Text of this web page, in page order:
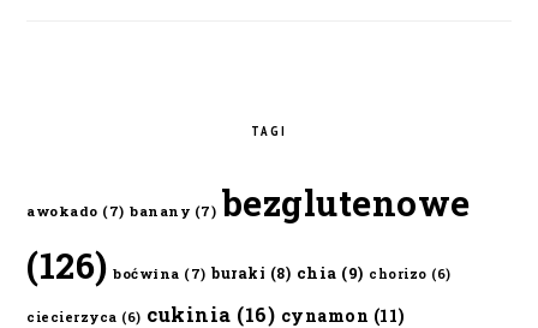
TAGI
awokado (7) banany (7) bezglutenowe
(126) boćwina (7) buraki (8) chia (9) chorizo (6)
ciecierzyca (6) cukinia (16) cynamon (11)